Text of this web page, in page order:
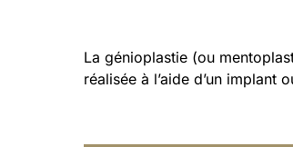
La génioplastie (ou
réalisée à l’aide d’un